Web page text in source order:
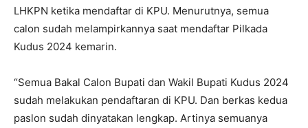
LHKPN ketika mendaftar di KPU. Menurutnya, semua
calon sudah melampirkannya saat mendaftar Pilkada
Kudus 2024 kemarin.
“Semua Bakal Calon Bupati dan Wakil Bupati Kudus 2024
sudah melakukan pendaftaran di KPU. Dan berkas kedua
paslon sudah dinyatakan lengkap. Artinya semuanya